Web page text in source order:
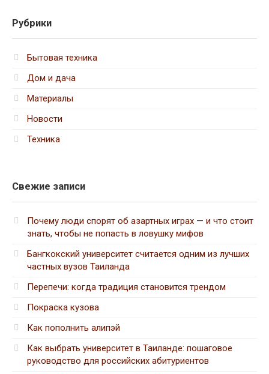
Рубрики
Бытовая техника
Дом и дача
Материалы
Новости
Техника
Свежие записи
Почему люди спорят об азартных играх — и что стоит
знать, чтобы не попасть в ловушку мифов
Бангкокский университет считается одним из лучших
частных вузов Таиланда
Перепечи: когда традиция становится трендом
Покраска кузова
Как пополнить алипэй
Как выбрать университет в Таиланде: пошаговое
руководство для российских абитуриентов